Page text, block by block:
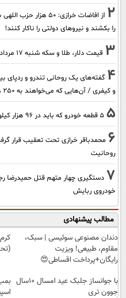
2
از افاضات خرازی: ۵۰
را بکشند و نیرو‌های دولتی را ناکار کنند!
3 قیمت دلار، طلا و سکه شنبه ۱۷ مرداد ۱۴۰۵ (+جدول قیمت)
4
و کیفری / آن‌هایی که می‌خواهند به ۲۵۰ هزار نفر بپیوندند بدانند ...
5 ۵ قطعه خودرو که باید در ۹۶ هزار کیلومتر عوض کنید
6 محمدباقر خرازی تحت تعقیب قرار
روحانیت
7 دستگیری چهار متهم قتل حمیدرضا
خودروی ربایش
مطالب پیشنهادی
دندان مصنوعی سوئیسی | سبک،
مقاوم، طبیعی! ویزیت
رایگان+پرداخت اقساطی😍
با جوانساز جلبک عید امسال ۱۰سال
جوون تری